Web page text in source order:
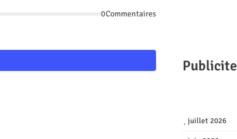
0Commentaires
Publicite
juillet 2026